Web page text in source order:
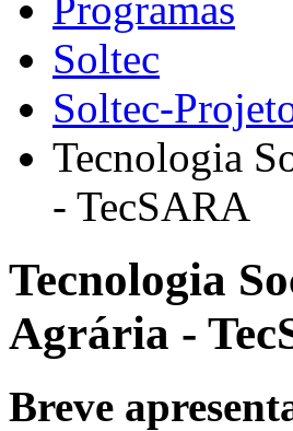
Soltec
Soltec-
Tecnologia
- TecSARA
Tecnologia
Agrária -
Breve